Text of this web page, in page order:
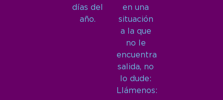
días del
año.
en una
situación
a la que
no le
encuentra
salida, no
lo dude:
Llámenos: